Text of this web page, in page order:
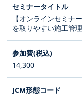
【オンラインセミナ
を取りやすい施工管
14,300